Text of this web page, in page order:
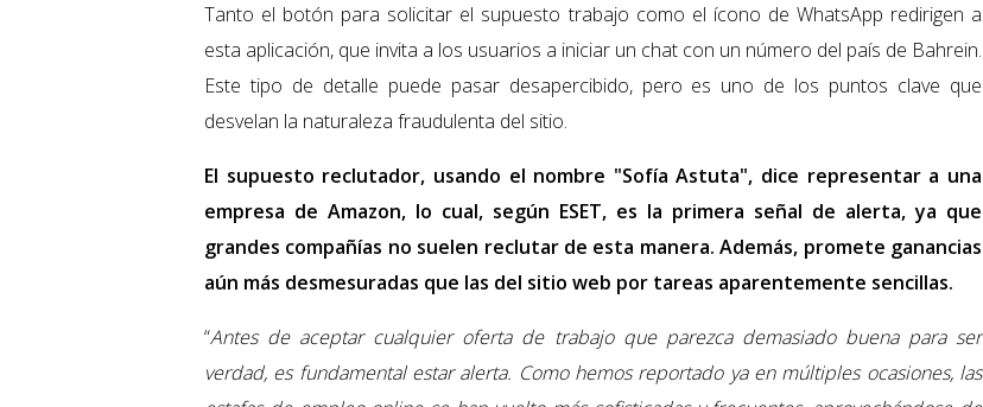
Tanto el botón para solicitar el supuesto trabajo como el ícono de WhatsApp redirigen a
esta aplicación, que invita a los usuarios a iniciar un chat con un número del país de Bahrein.
Este tipo de detalle puede pasar desapercibido, pero es uno de los puntos clave que
desvelan la naturaleza fraudulenta del sitio.
El supuesto reclutador, usando el nombre "Sofía Astuta", dice representar a una
empresa de Amazon, lo cual, según ESET, es la primera señal de alerta, ya que
grandes compañías no suelen reclutar de esta manera. Además, promete ganancias
aún más desmesuradas que las del sitio web por tareas aparentemente sencillas.
“Antes de aceptar cualquier oferta de trabajo que parezca demasiado buena para ser
verdad, es fundamental estar alerta. Como hemos reportado ya en múltiples ocasiones, las